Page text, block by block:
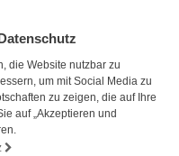
die Website nutzbar zu
um mit Social Media zu
zu zeigen, die auf Ihre
auf „Akzeptieren und